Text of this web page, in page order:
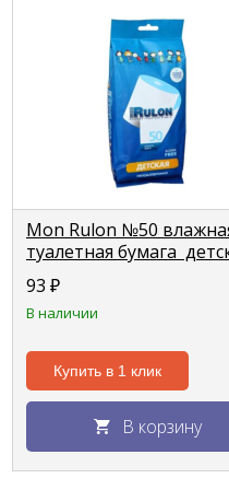
Mon Rulon №50
туалетная бумага
93 ₽
В наличии
Купить в 1 клик
В корзину